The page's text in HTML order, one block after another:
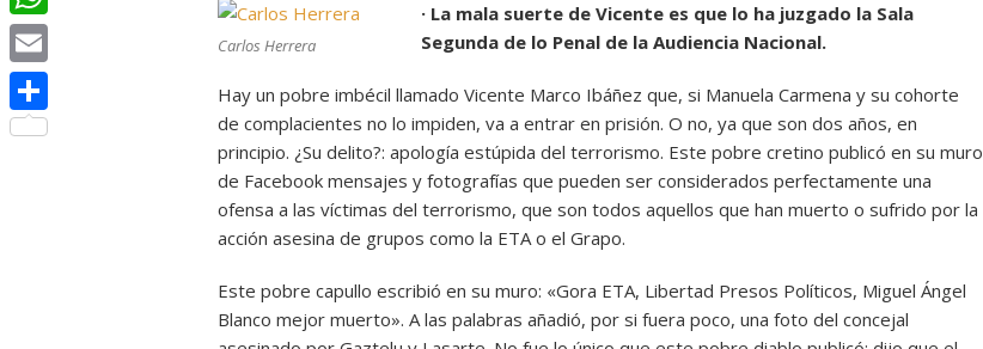
Carlos Herrera
· La mala suerte de Vicente es que lo ha juzgado la Sala
Segunda de lo Penal de la Audiencia Nacional.
Hay un pobre imbécil llamado Vicente Marco Ibáñez que, si Manuela Carmena y su cohorte
de complacientes no lo impiden, va a entrar en prisión. O no, ya que son dos años, en
principio. ¿Su delito?: apología estúpida del terrorismo. Este pobre cretino publicó en su muro
de Facebook mensajes y fotografías que pueden ser considerados perfectamente una
ofensa a las víctimas del terrorismo, que son todos aquellos que han muerto o sufrido por la
acción asesina de grupos como la ETA o el Grapo.
Este pobre capullo escribió en su muro: «Gora ETA, Libertad Presos Políticos, Miguel Ángel
Blanco mejor muerto». A las palabras añadió, por si fuera poco, una foto del concejal
WhatsApp
Email
Compartir